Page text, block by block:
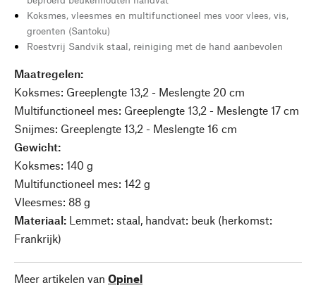
Koksmes, vleesmes en multifunctioneel mes voor vlees, vis,
groenten (Santoku)
Roestvrij Sandvik staal, reiniging met de hand aanbevolen
Maatregelen:
Koksmes: Greeplengte 13,2 - Meslengte 20 cm
Multifunctioneel mes: Greeplengte 13,2 - Meslengte 17 cm
Snijmes: Greeplengte 13,2 - Meslengte 16 cm
Gewicht:
Koksmes: 140 g
Multifunctioneel mes: 142 g
Vleesmes: 88 g
Materiaal: Lemmet: staal, handvat: beuk (herkomst:
Frankrijk)
Meer artikelen van Opinel